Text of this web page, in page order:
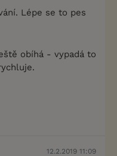
Lépe se to pes
obíhá - vypadá to
12.2.2019 11:09